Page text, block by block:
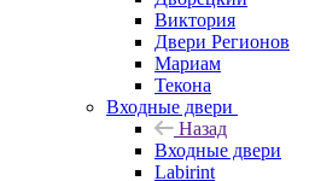
Виктория
Двери Регионов
Мариам
Текона
Входные двери
Назад
Входные двери
Labirint